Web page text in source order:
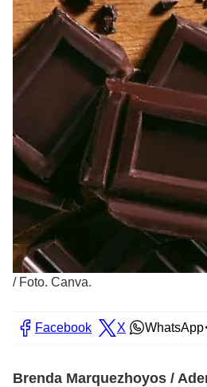
/ Foto. Canva.
Facebook X WhatsApp
Brenda Marquezhoyos /